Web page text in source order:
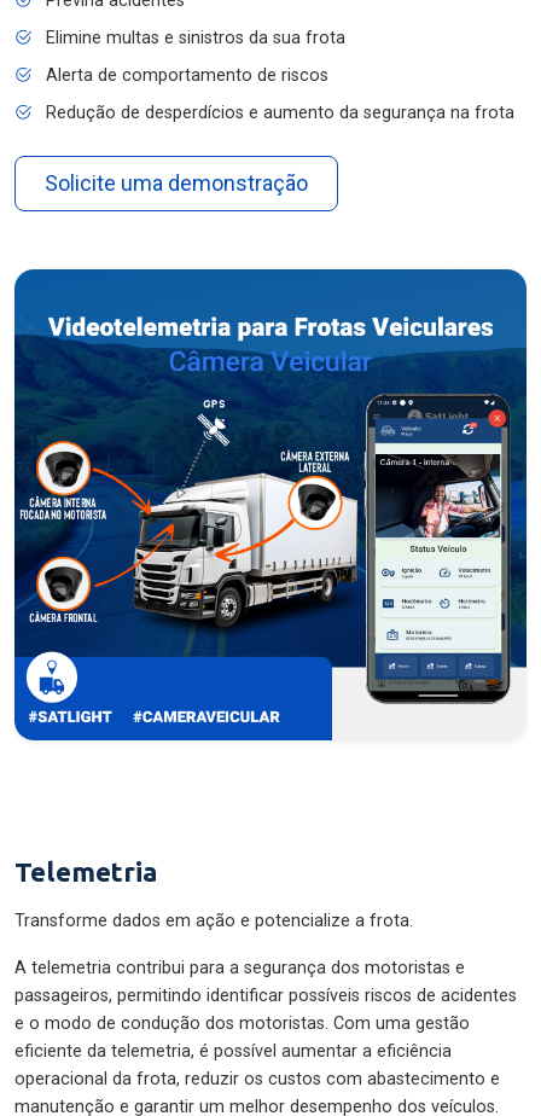
Elimine multas e sinistros da sua frota
Alerta de comportamento de riscos
Redução de desperdícios e aumento da segurança na frota
Solicite uma demonstração
Telemetria
Transforme dados em ação e potencialize a frota.
A telemetria contribui para a segurança dos motoristas e
passageiros, permitindo identificar possíveis riscos de acidentes
e o modo de condução dos motoristas. Com uma gestão
eficiente da telemetria, é possível aumentar a eficiência
operacional da frota, reduzir os custos com abastecimento e
manutenção e garantir um melhor desempenho dos veículos.